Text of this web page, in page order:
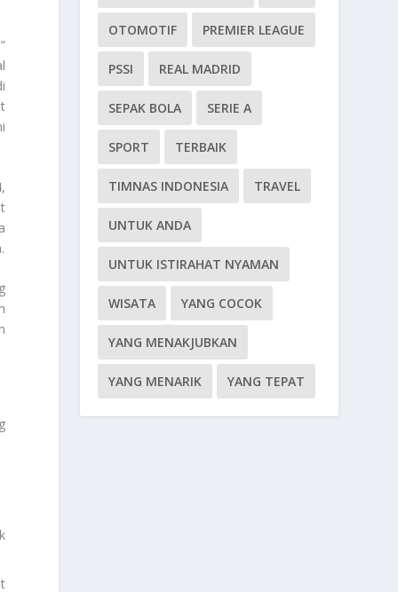
OTOMOTIF PREMIER LEAGUE
PSSI REAL MADRID
SEPAK BOLA SERIE A
SPORT TERBAIK
TIMNAS INDONESIA TRAVEL
UNTUK ANDA
UNTUK ISTIRAHAT NYAMAN
WISATA YANG COCOK
YANG MENAKJUBKAN
YANG MENARIK YANG TEPAT